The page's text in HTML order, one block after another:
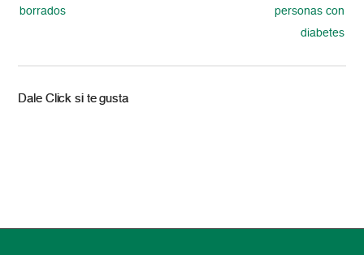
borrados
personas con
diabetes
Dale Click si te gusta